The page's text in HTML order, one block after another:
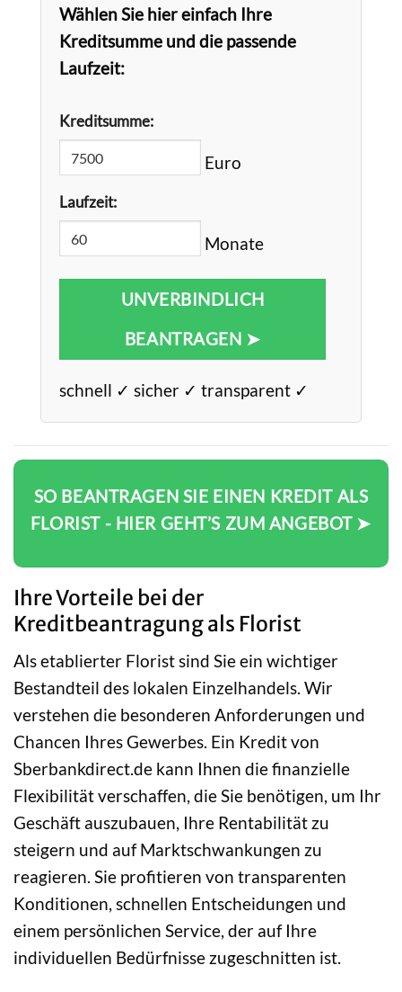
Wählen Sie hier einfach Ihre
Kreditsumme und die passende
Laufzeit:
Kreditsumme:
Euro
Laufzeit:
Monate
UNVERBINDLICH
BEANTRAGEN ➤
schnell ✓ sicher ✓ transparent ✓
SO BEANTRAGEN SIE EINEN KREDIT ALS
FLORIST - HIER GEHT’S ZUM ANGEBOT ➤
Ihre Vorteile bei der
Kreditbeantragung als Florist
Als etablierter Florist sind Sie ein wichtiger
Bestandteil des lokalen Einzelhandels. Wir
verstehen die besonderen Anforderungen und
Chancen Ihres Gewerbes. Ein Kredit von
Sberbankdirect.de kann Ihnen die finanzielle
Flexibilität verschaffen, die Sie benötigen, um Ihr
Geschäft auszubauen, Ihre Rentabilität zu
steigern und auf Marktschwankungen zu
reagieren. Sie profitieren von transparenten
Konditionen, schnellen Entscheidungen und
einem persönlichen Service, der auf Ihre
individuellen Bedürfnisse zugeschnitten ist.